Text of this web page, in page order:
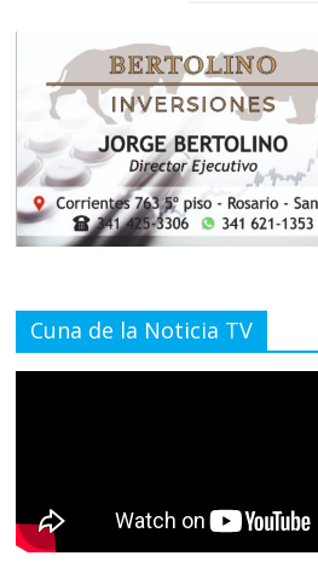
Cuna de la Noticia TV